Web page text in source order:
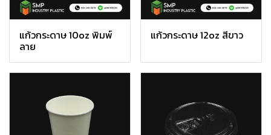
แก้วกระดาษ 10oz พิมพ์
ลาย
แก้วกระดาษ 12oz สีขาว